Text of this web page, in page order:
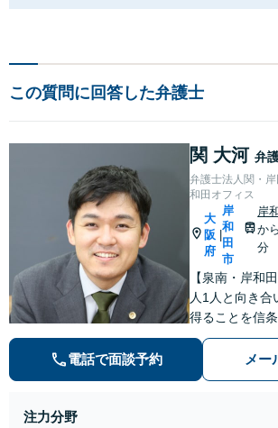
この質問に回答した弁護士
関 大河 弁
弁護士法人関・
和田オフィス
大
阪
府
岸
和
田
市
岸
か
分
【泉南・岸和
人1人と向き合
得ることを信
軽にご相談下
電話で面談予約 メー
注力分野